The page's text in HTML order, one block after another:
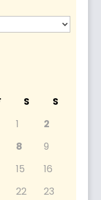
S
S
1
2
8
9
15
16
22
23